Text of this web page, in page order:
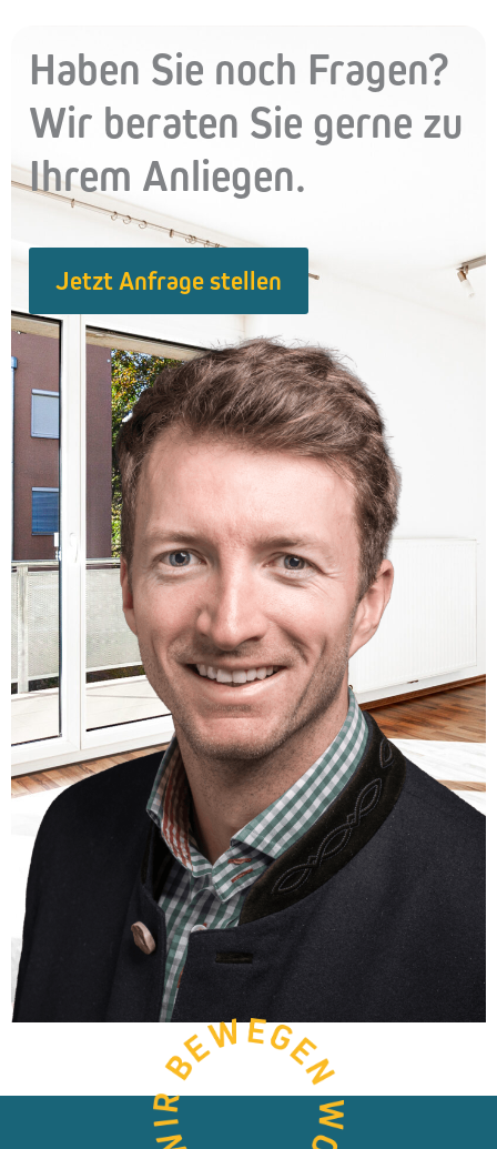
Haben Sie noch Fragen?
Wir beraten Sie gerne zu
Ihrem Anliegen.
Jetzt Anfrage stellen